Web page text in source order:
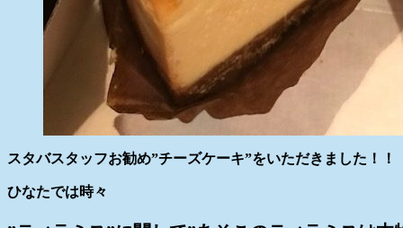
スタバスタッフお勧め”チーズケーキ”をいただきました！！
ひなたでは時々